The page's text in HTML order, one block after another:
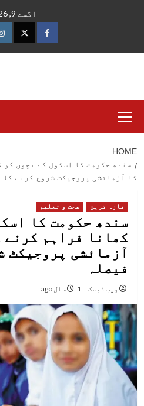
اگست 9, 2026
فیس
ٹوئٹر
Menu
HOME
سندھ حکومت کا اسکول کے بچوں کو
کا آزمائشی پروجیکٹ شروع کرنے کا
تازہ ترین صحت و تعلیم
سندھ حکومت کا
کھانا فراہم کرنے
آزمائشی پروجیکٹ
فیصلہ
ویب ڈیسک 1 سال ago